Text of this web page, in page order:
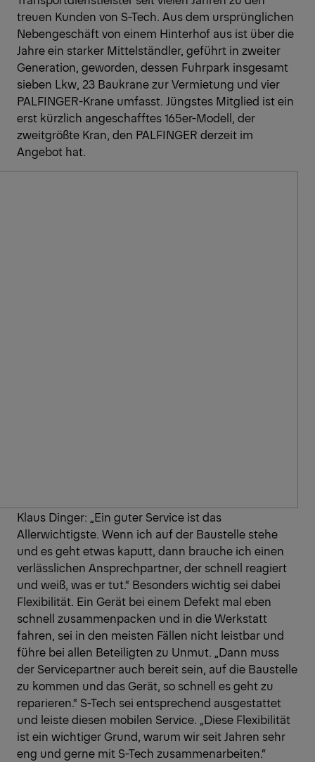
treuen Kunden von S-Tech. Aus dem ursprünglichen
Nebengeschäft von einem Hinterhof aus ist über die
Jahre ein starker Mittelständler, geführt in zweiter
Generation, geworden, dessen Fuhrpark insgesamt
sieben Lkw, 23 Baukrane zur Vermietung und vier
PALFINGER-Krane umfasst. Jüngstes Mitglied ist ein
erst kürzlich angeschafftes 165er-Modell, der
zweitgrößte Kran, den PALFINGER derzeit im
Angebot hat.
Klaus Dinger: „Ein guter Service ist das
Allerwichtigste. Wenn ich auf der Baustelle stehe
und es geht etwas kaputt, dann brauche ich einen
verlässlichen Ansprechpartner, der schnell reagiert
und weiß, was er tut.“ Besonders wichtig sei dabei
Flexibilität. Ein Gerät bei einem Defekt mal eben
schnell zusammenpacken und in die Werkstatt
fahren, sei in den meisten Fällen nicht leistbar und
führe bei allen Beteiligten zu Unmut. „Dann muss
der Servicepartner auch bereit sein, auf die Baustelle
zu kommen und das Gerät, so schnell es geht zu
reparieren.“ S-Tech sei entsprechend ausgestattet
und leiste diesen mobilen Service. „Diese Flexibilität
ist ein wichtiger Grund, warum wir seit Jahren sehr
eng und gerne mit S-Tech zusammenarbeiten.“